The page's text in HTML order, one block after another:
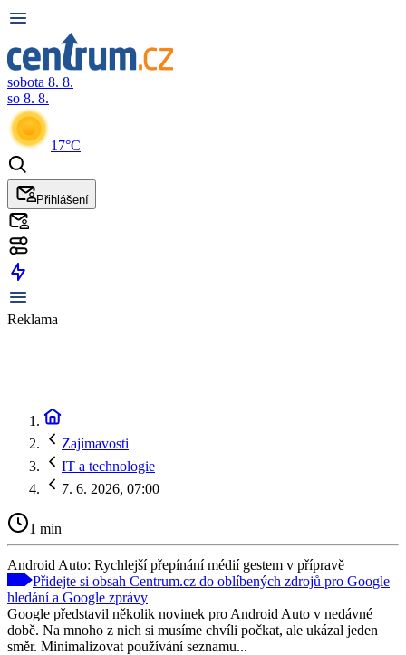
sobota 8. 8.
so 8. 8.
17°C
Přihlášení
Reklama
Zajímavosti
IT a technologie
7. 6. 2026, 07:00
1 min
Android Auto: Rychlejší přepínání médií gestem v přípravě
Přidejte si obsah Centrum.cz do oblíbených zdrojů pro Google
hledání a Google zprávy
Google představil několik novinek pro Android Auto v nedávné
době. Na mnoho z nich si musíme chvíli počkat, ale ukázal jeden
směr. Minimalizovat používání seznamu...